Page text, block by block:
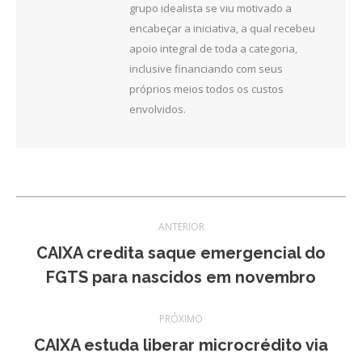
grupo idealista se viu motivado a
encabeçar a iniciativa, a qual recebeu
apoio integral de toda a categoria,
inclusive financiando com seus
próprios meios todos os custos
envolvidos.
de
post:
ANTERIOR
Post
anterior:
CAIXA credita saque emergencial do
FGTS para nascidos em novembro
PRÓXIMO
Próximo
CAIXA estuda liberar microcrédito via